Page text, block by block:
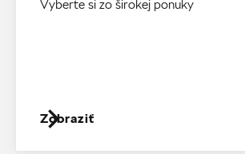
Vyberte si zo širokej ponuky
Zobraziť